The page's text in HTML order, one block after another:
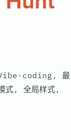
coding, 最
式, 全局样式,